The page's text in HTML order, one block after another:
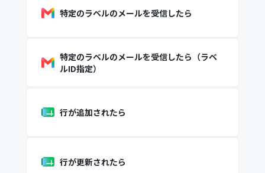
特定のラベルのメールを受信したら
特定のラベルのメールを受信したら（ラベ
ルID指定）
行が追加されたら
行が更新されたら